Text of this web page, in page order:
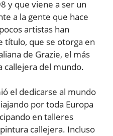
y que viene a ser un
a la gente que hace
artistas han
título, que se otorga en
de Grazie, el más
callejera del mundo.
el dedicarse al mundo
por toda Europa
en talleres
callejera. Incluso